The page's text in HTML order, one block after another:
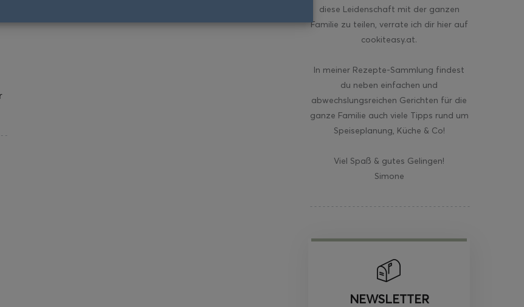
diese Leidenschaft mit der ganzen
Familie zu teilen, verrate ich dir hier auf
cookiteasy.at.
In meiner Rezepte-Sammlung findest
du neben einfachen und
abwechslungsreichen Gerichten für die
ganze Familie auch viele Tipps rund um
Speiseplanung, Küche & Co!
Viel Spaß & gutes Gelingen!
Simone
NEWSLETTER